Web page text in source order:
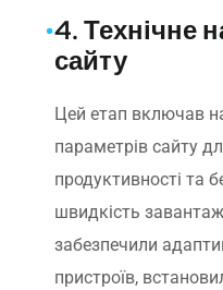
4. Технічне
сайту
Цей етап включав
параметрів сайту
продуктивності та
швидкість
забезпечили
пристроїв,